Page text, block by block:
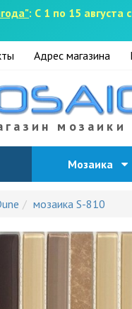
: С 1 по 15 августа
Адрес магазина
Мозаика
мозаика S-810